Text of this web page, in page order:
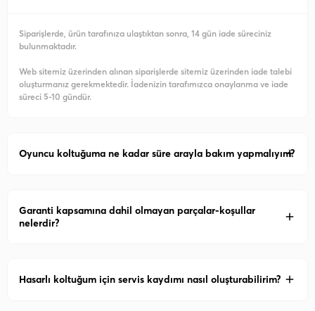
Siparişlerde, ürün tarafınıza ulaştıktan sonra, 14 gün iade süreciniz
bulunmaktadır.
Web sitemiz üzerinden alınan siparişlerde sitemiz üzerinden iade talebi
oluşturmanız gerekmektedir. İadenizin tarafımızca onaylanma ve iade
süreci 5-10 gündür.
Oyuncu koltuğuma ne kadar süre arayla bakım yapmalıyım?
Garanti kapsamına dahil olmayan parçalar-koşullar
nelerdir?
Hasarlı koltuğum için servis kaydımı nasıl oluşturabilirim?